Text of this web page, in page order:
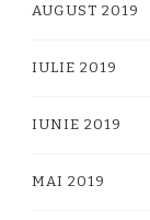
AUGUST 2019
IULIE 2019
IUNIE 2019
MAI 2019